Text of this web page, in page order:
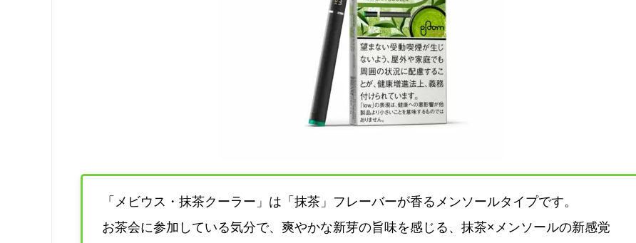
「メビウス・抹茶クーラー」は「抹茶」フレーバーが香るメンソールタイプです。
お茶会に参加している気分で、爽やかな新芽の旨味を感じる、抹茶×メンソールの新感覚